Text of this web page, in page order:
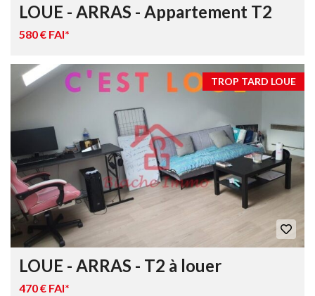
LOUE - ARRAS - Appartement T2
580 € FAI*
TROP TARD LOUE
LOUE - ARRAS - T2 à louer
470 € FAI*